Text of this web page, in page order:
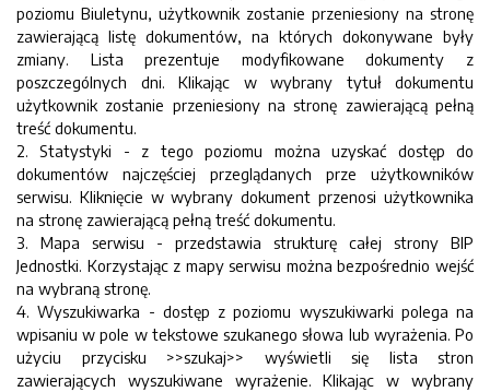
poziomu Biuletynu, użytkownik zostanie przeniesiony na stronę
zawierającą listę dokumentów, na których dokonywane były
zmiany. Lista prezentuje modyfikowane dokumenty z
poszczególnych dni. Klikając w wybrany tytuł dokumentu
użytkownik zostanie przeniesiony na stronę zawierającą pełną
treść dokumentu.
2. Statystyki - z tego poziomu można uzyskać dostęp do
dokumentów najczęściej przeglądanych prze użytkowników
serwisu. Kliknięcie w wybrany dokument przenosi użytkownika
na stronę zawierającą pełną treść dokumentu.
3. Mapa serwisu - przedstawia strukturę całej strony BIP
Jednostki. Korzystając z mapy serwisu można bezpośrednio wejść
na wybraną stronę.
4. Wyszukiwarka - dostęp z poziomu wyszukiwarki polega na
wpisaniu w pole w tekstowe szukanego słowa lub wyrażenia. Po
użyciu przycisku >>szukaj>> wyświetli się lista stron
zawierających wyszukiwane wyrażenie. Klikając w wybrany